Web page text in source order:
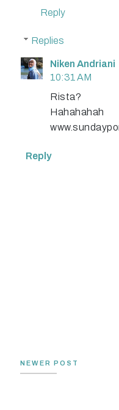
Reply
Replies
Niken Andriani
10:31 AM
Rista?
Reply
NEWER POST